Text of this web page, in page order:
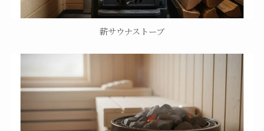
薪サウナストーブ